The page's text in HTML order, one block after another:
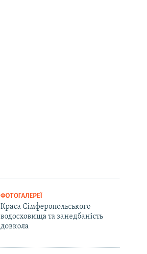
ФОТОГАЛЕРЕЇ
Краса Сімферопольського
водосховища та занедбаність
довкола